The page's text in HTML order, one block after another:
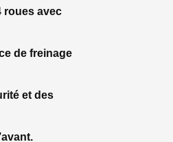
roues avec
de freinage
et des